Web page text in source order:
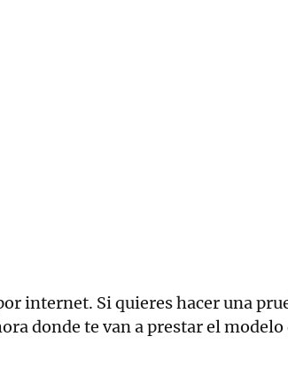
internet. Si quieres hacer una
donde te van a prestar el modelo